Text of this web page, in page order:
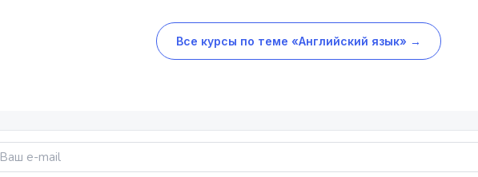
Все курсы по теме «Английский язык» →